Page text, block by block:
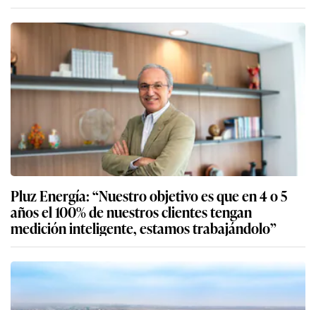
Pluz Energía: “Nuestro objetivo es que en 4 o 5
años el 100% de nuestros clientes tengan
medición inteligente, estamos trabajándolo”